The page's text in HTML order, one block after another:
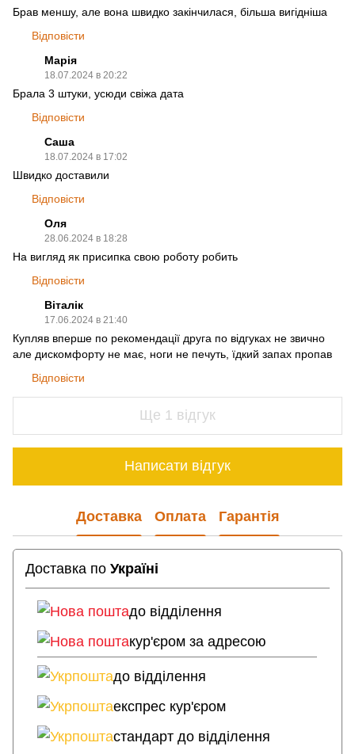
Брав меншу, але вона швидко закінчилася, більша вигідніша
Відповісти
Марія
18.07.2024 в 20:22
Брала 3 штуки, усюди свіжа дата
Відповісти
Саша
18.07.2024 в 17:02
Швидко доставили
Відповісти
Оля
28.06.2024 в 18:28
На вигляд як присипка свою роботу робить
Відповісти
Віталік
17.06.2024 в 21:40
Купляв вперше по рекомендації друга по відгуках не звично
але дискомфорту не має, ноги не печуть, їдкий запах пропав
Відповісти
Ще 1 відгук
Написати відгук
Доставка Оплата Гарантія
Доставка по Україні
Нова поштадо відділення
Нова поштакур'єром за адресою
Укрпоштадо відділення
Укрпоштаекспрес кур'єром
Укрпоштастандарт до відділення